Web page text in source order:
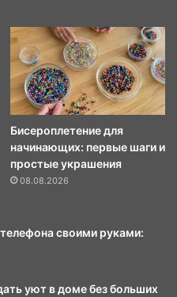
Бисероплетение для
начинающих: первые шаги и
простые украшения
08.08.2026
своими руками:
уют в доме без больших